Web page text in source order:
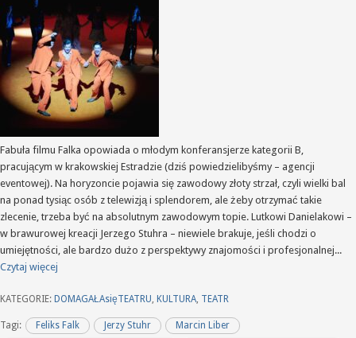
Fabuła filmu Falka opowiada o młodym konferansjerze kategorii B,
pracującym w krakowskiej Estradzie (dziś powiedzielibyśmy – agencji
eventowej). Na horyzoncie pojawia się zawodowy złoty strzał, czyli wielki bal
na ponad tysiąc osób z telewizją i splendorem, ale żeby otrzymać takie
zlecenie, trzeba być na absolutnym zawodowym topie. Lutkowi Danielakowi –
w brawurowej kreacji Jerzego Stuhra – niewiele brakuje, jeśli chodzi o
umiejętności, ale bardzo dużo z perspektywy znajomości i profesjonalnej...
Czytaj więcej
KATEGORIE: DOMAGAŁAsięTEATRU, KULTURA, TEATR
Tagi: Feliks Falk Jerzy Stuhr
Marcin Liber